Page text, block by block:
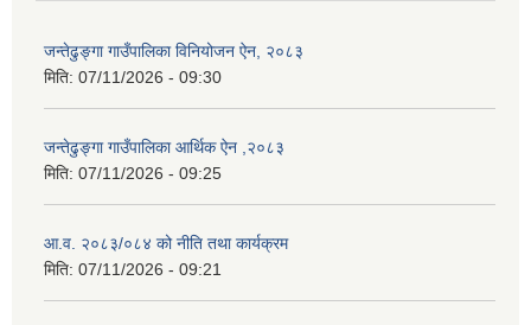
जन्तेढुङ्गा गाउँपालिका विनियोजन ऐन, २०८३
मिति: 07/11/2026 - 09:30
जन्तेढुङ्गा गाउँपालिका आर्थिक ऐन ,२०८३
मिति: 07/11/2026 - 09:25
आ.व. २०८३/०८४ को नीति तथा कार्यक्रम
मिति: 07/11/2026 - 09:21